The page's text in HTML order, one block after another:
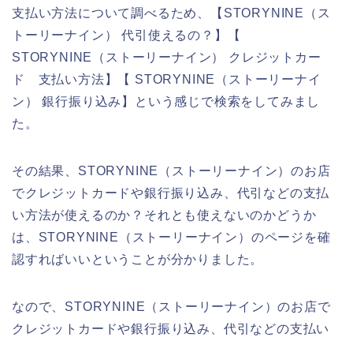
支払い方法について調べるため、【STORYNINE（ス
トーリーナイン） 代引使えるの？】【
STORYNINE（ストーリーナイン） クレジットカー
ド 支払い方法】【 STORYNINE（ストーリーナイ
ン） 銀行振り込み】という感じで検索をしてみまし
た。
その結果、STORYNINE（ストーリーナイン）のお店
でクレジットカードや銀行振り込み、代引などの支払
い方法が使えるのか？それとも使えないのかどうか
は、STORYNINE（ストーリーナイン）のページを確
認すればいいということが分かりました。
なので、STORYNINE（ストーリーナイン）のお店で
クレジットカードや銀行振り込み、代引などの支払い